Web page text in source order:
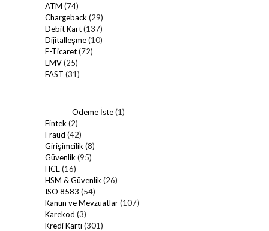
ATM (74)
Chargeback (29)
Debit Kart(137)
Dijitalleşme(10)
E-Ticaret(72)
EMV(25)
FAST (31)
Ödeme İste(1)
Fintek (2)
Fraud (42)
Girişimcilik (8)
Güvenlik (95)
HCE(16)
HSM & Güvenlik (26)
ISO 8583 (54)
Kanun ve Mevzuatlar(107)
Karekod (3)
Kredi Kartı (301)